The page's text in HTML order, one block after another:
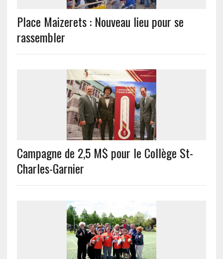
Place Maizerets : Nouveau lieu pour se
rassembler
Campagne de 2,5 M$ pour le Collège St-
Charles-Garnier